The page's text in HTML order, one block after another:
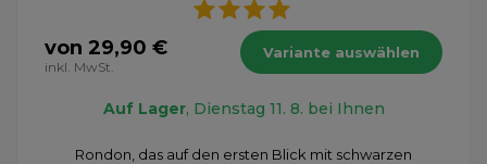
von 29,90 €
inkl. MwSt.
Variante auswählen
Auf Lager, Dienstag 11. 8. bei Ihnen
Rondon, das auf den ersten Blick mit schwarzen